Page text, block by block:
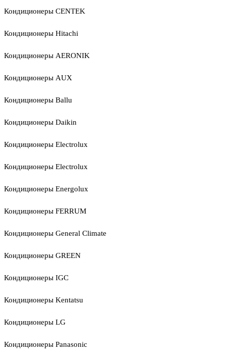
Кондиционеры CENTEK
Кондиционеры Hitachi
Кондиционеры AERONIK
Кондиционеры AUX
Кондиционеры Ballu
Кондиционеры Daikin
Кондиционеры Electrolux
Кондиционеры Electrolux
Кондиционеры Energolux
Кондиционеры FERRUM
Кондиционеры General Climate
Кондиционеры GREEN
Кондиционеры IGC
Кондиционеры Kentatsu
Кондиционеры LG
Кондиционеры Panasonic